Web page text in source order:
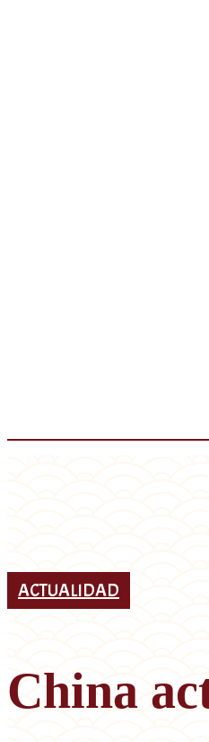
ACTUALIDAD
China